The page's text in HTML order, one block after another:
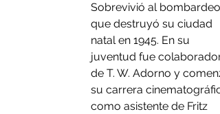
Sobrevivió al bombardeo
que destruyó su ciudad
natal en 1945. En su
juventud fue colaborador
de T. W. Adorno y
su carrera
como asistente de Fritz